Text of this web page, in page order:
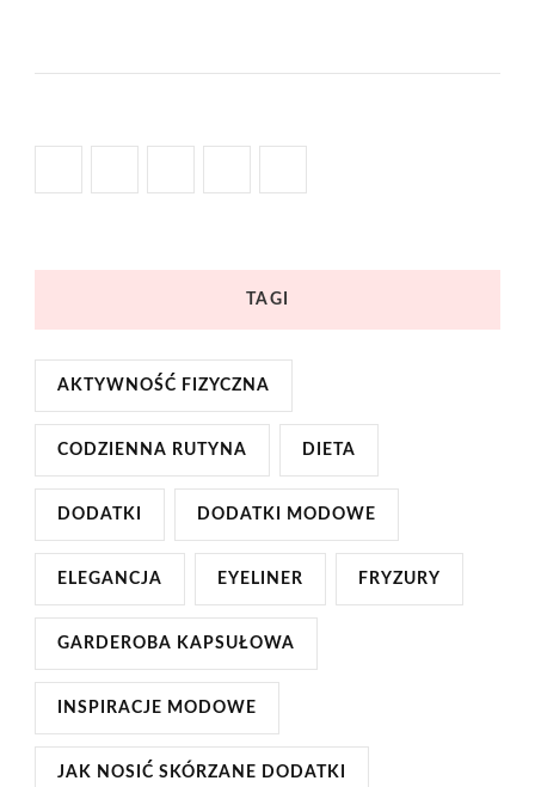
TAGI
AKTYWNOŚĆ FIZYCZNA
CODZIENNA RUTYNA DIETA
DODATKI DODATKI MODOWE
ELEGANCJA EYELINER FRYZURY
GARDEROBA KAPSUŁOWA
INSPIRACJE MODOWE
JAK NOSIĆ SKÓRZANE DODATKI